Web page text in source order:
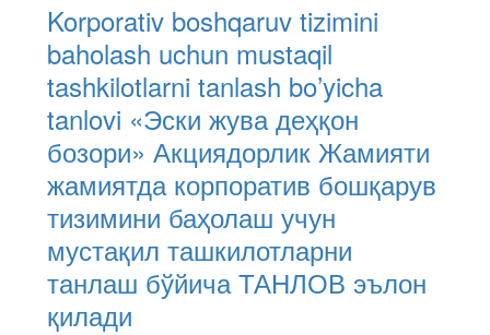
Korporativ boshqaruv tizimini
baholash uchun mustaqil
tashkilotlarni tanlash bo’yicha
tanlovi «Эски жува деҳқон
бозори» Акциядорлик Жамияти
жамиятда корпоратив бошқарув
тизимини баҳолаш учун
мустақил ташкилотларни
танлаш бўйича ТАНЛОВ эълон
қилади